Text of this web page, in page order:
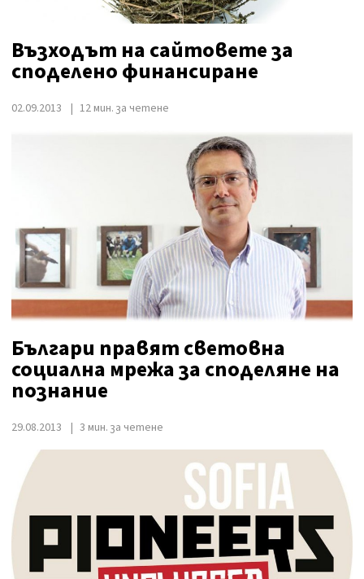
Възходът на сайтовете за
споделено финансиране
02.09.2013 12 мин. за четене
Българи правят световна
социална мрежа за споделяне на
познание
29.08.2013 3 мин. за четене